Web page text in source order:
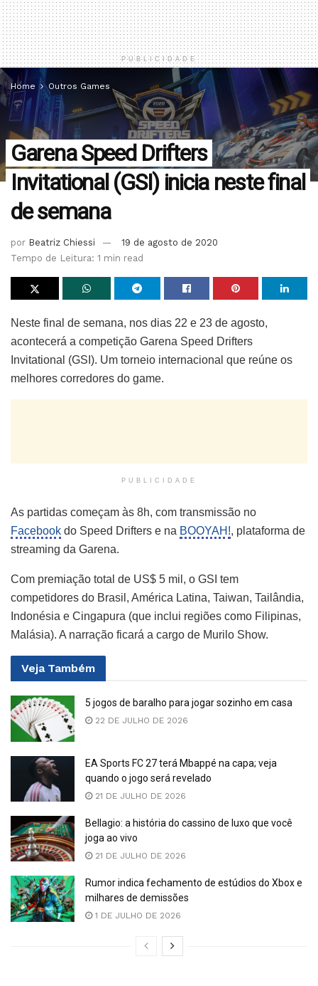
PUBLICIDADE
Home Outros Games
Garena Speed Drifters
Invitational (GSI) inicia neste final
de semana
por Beatriz Chiessi
19 de agosto de 2020
Tempo de Leitura: 1 min read
Neste final de semana, nos dias 22 e 23 de agosto,
acontecerá a competição Garena Speed Drifters
Invitational (GSI). Um torneio internacional que reúne os
melhores corredores do game.
PUBLICIDADE
As partidas começam às 8h, com transmissão no
Facebook do Speed Drifters e na BOOYAH!, plataforma de
streaming da Garena.
Com premiação total de US$ 5 mil, o GSI tem
competidores do Brasil, América Latina, Taiwan, Tailândia,
Indonésia e Cingapura (que inclui regiões como Filipinas,
Malásia). A narração ficará a cargo de Murilo Show.
Veja Também
5 jogos de baralho para jogar sozinho em casa
22 DE JULHO DE 2026
EA Sports FC 27 terá Mbappé na capa; veja
quando o jogo será revelado
21 DE JULHO DE 2026
Bellagio: a história do cassino de luxo que você
joga ao vivo
21 DE JULHO DE 2026
Rumor indica fechamento de estúdios do Xbox e
milhares de demissões
1 DE JULHO DE 2026